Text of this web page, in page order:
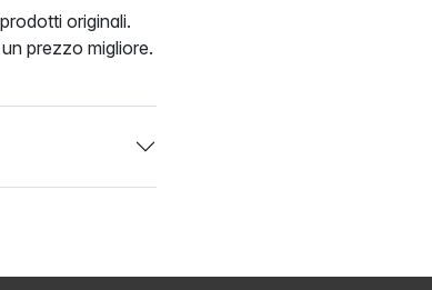
originali.
prezzo migliore.